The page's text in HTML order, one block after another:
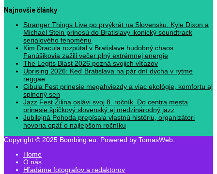
Najnovšie články
Stranger Things Live po prvýkrát na Slovensku. Kyle Dixon a
Michael Stein prinesú do Bratislavy ikonický soundtrack
seriálového fenoménu
Kim Dracula rozpútal v Bratislave hudobný chaos.
Fanúšikovia zažili večer plný extrémnej energie
The Legits Blast 2026 pozná svojich víťazov
Uprising 2026: Keď Bratislava na pár dní dýcha v rytme
reggae
Cibula Fest prinesie megahviezdy a viac ekológie, komfortu aj
splnený sen
Jazz Fest Žilina oslávi svoj 8. ročník. Do centra mesta
prinesie špičkový slovenský aj medzinárodný jazz
Jubilejná Pohoda prepísala vlastnú históriu, organizátori
hovoria opäť o najlepšom ročníku
Copyright © 2025 Bombing.eu. Powered by TomasWeb.
Home
O nás
Hľadáme fotografov a redaktorov